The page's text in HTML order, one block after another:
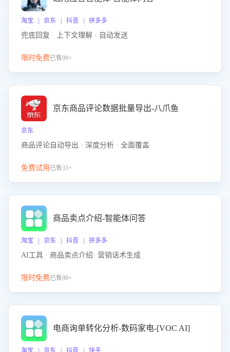
淘宝 | 京东 | 抖音 | 拼多多
兜底回复 · 上下文理解 · 自动发送
限时免费已售99+
京东商品评论数据批量导出-八爪鱼
京东
商品评论自动导出 · 深度分析 · 全面覆盖
免费试用 已售33+
商品卖点介绍-智能体问答
淘宝 | 京东 | 抖音 | 拼多多
AI工具 · 商品卖点介绍· 营销话术生成
限时免费已售99+
电商询单转化分析-数码家电-[VOC AI]
淘宝 | 京东 | 抖音 | 快手